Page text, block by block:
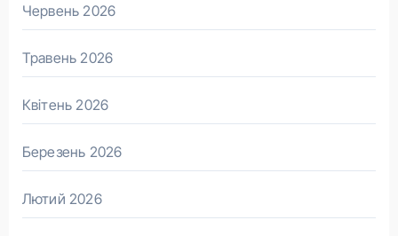
Червень 2026
Травень 2026
Квітень 2026
Березень 2026
Лютий 2026